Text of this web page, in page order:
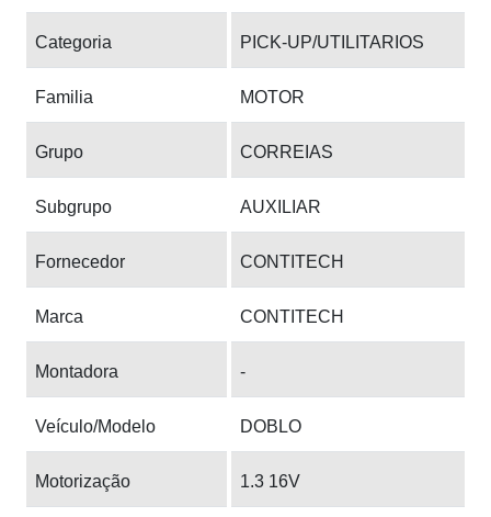
Categoria PICK-UP/UTILITARIOS
Familia MOTOR
Grupo CORREIAS
Subgrupo AUXILIAR
Fornecedor CONTITECH
Marca CONTITECH
Montadora -
Veículo/Modelo DOBLO
Motorização 1.3 16V